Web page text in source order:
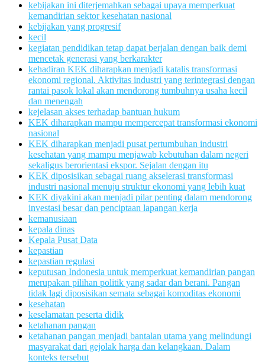
kebijakan ini diterjemahkan sebagai upaya memperkuat
kemandirian sektor kesehatan nasional
kebijakan yang progresif
kecil
kegiatan pendidikan tetap dapat berjalan dengan baik demi
mencetak generasi yang berkarakter
kehadiran KEK diharapkan menjadi katalis transformasi
ekonomi regional. Aktivitas industri yang terintegrasi dengan
rantai pasok lokal akan mendorong tumbuhnya usaha kecil
dan menengah
kejelasan akses terhadap bantuan hukum
KEK diharapkan mampu mempercepat transformasi ekonomi
nasional
KEK diharapkan menjadi pusat pertumbuhan industri
kesehatan yang mampu menjawab kebutuhan dalam negeri
sekaligus berorientasi ekspor. Sejalan dengan itu
KEK diposisikan sebagai ruang akselerasi transformasi
industri nasional menuju struktur ekonomi yang lebih kuat
KEK diyakini akan menjadi pilar penting dalam mendorong
investasi besar dan penciptaan lapangan kerja
kemanusiaan
kepala dinas
Kepala Pusat Data
kepastian
kepastian regulasi
keputusan Indonesia untuk memperkuat kemandirian pangan
merupakan pilihan politik yang sadar dan berani. Pangan
tidak lagi diposisikan semata sebagai komoditas ekonomi
kesehatan
keselamatan peserta didik
ketahanan pangan
ketahanan pangan menjadi bantalan utama yang melindungi
masyarakat dari gejolak harga dan kelangkaan. Dalam
konteks tersebut